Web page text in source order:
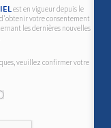
est en vigueur depuis le
votre consentement
les dernières nouvelles
veuillez confirmer votre